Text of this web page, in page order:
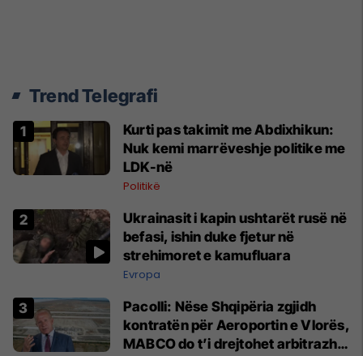
Trend Telegrafi
Kurti pas takimit me Abdixhikun:
Nuk kemi marrëveshje politike me
LDK-në
Politikë
Ukrainasit i kapin ushtarët rusë në
befasi, ishin duke fjetur në
strehimoret e kamufluara
Evropa
Pacolli: Nëse Shqipëria zgjidh
kontratën për Aeroportin e Vlorës,
MABCO do t’i drejtohet arbitrazhit